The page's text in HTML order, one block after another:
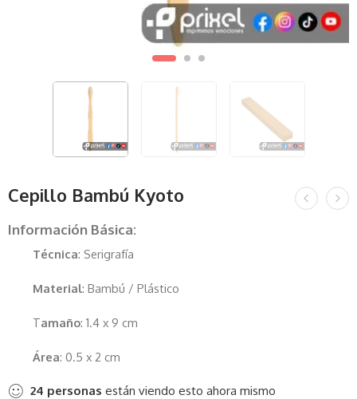
Cepillo Bambú Kyoto
Información Básica:
Técnica: Serigrafía
Material: Bambú / Plástico
Tamaño: 1.4 x 9 cm
Área: 0.5 x 2 cm
24 personas están viendo esto ahora mismo